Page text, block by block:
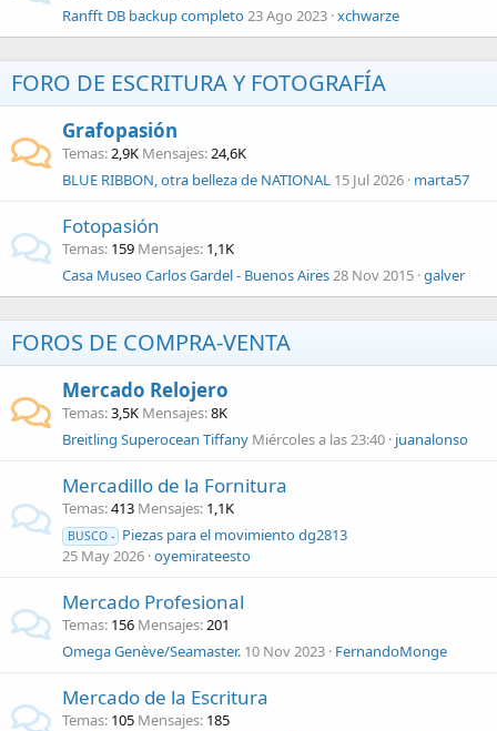
Ranfft DB backup completo23 Ago 2023 xchwarze
FORO DE ESCRITURA Y FOTOGRAFÍA
Grafopasión
Temas 2,9K Mensajes 24,6K
BLUE RIBBON, otra belleza de NATIONAL 15 Jul 2026 marta57
Fotopasión
Temas 159 Mensajes 1,1K
Casa Museo Carlos Gardel - Buenos Aires28 Nov 2015 galver
FOROS DE COMPRA-VENTA
Mercado Relojero
Temas 3,5K Mensajes 8K
Breitling Superocean Tiffany Miércoles a las 23:40 juanalonso
Mercadillo de la Fornitura
Temas 413 Mensajes 1,1K
BUSCO - Piezas para el movimiento dg2813
25 May 2026 oyemirateesto
Mercado Profesional
Temas 156 Mensajes 201
Omega Genève/Seamaster. 10 Nov 2023 FernandoMonge
Mercado de la Escritura
Temas 105 Mensajes 185